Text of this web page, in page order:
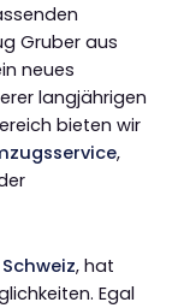
Gruber aus
neues
langjährigen
bieten wir
,
Schweiz, hat
Egal